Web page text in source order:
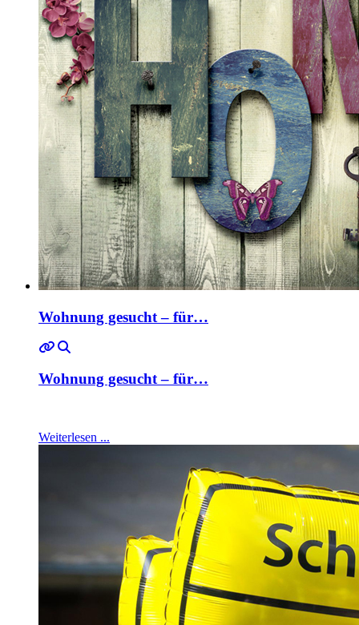
Wohnung gesucht – für…
Wohnung gesucht – für…
Weiterlesen ...